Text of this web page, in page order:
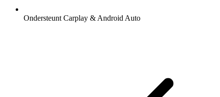
Ondersteunt Carplay & Android Auto